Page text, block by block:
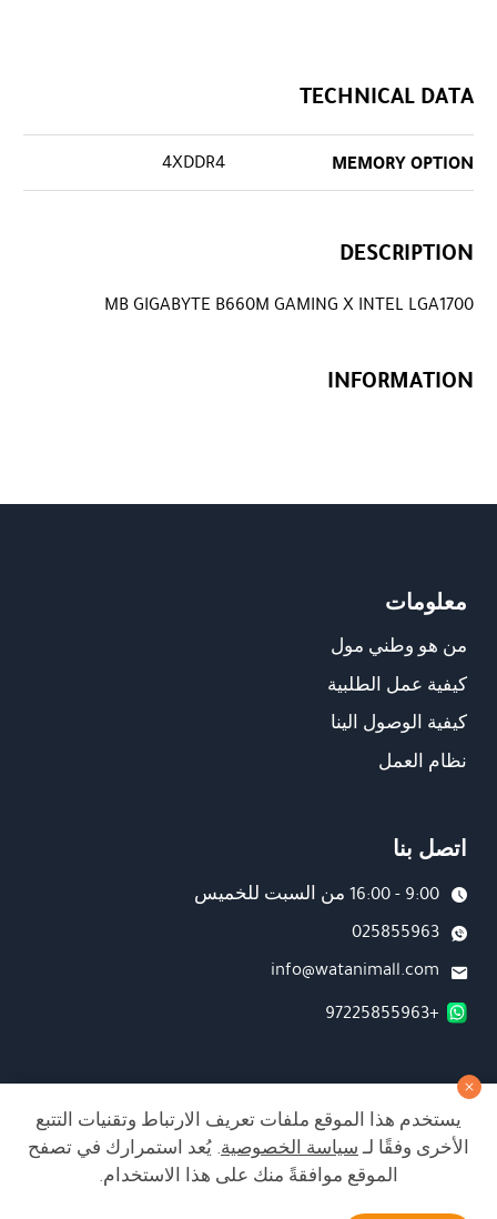
TECHNICAL DATA
MEMORY OPTION
4XDDR4
DESCRIPTION
MB GIGABYTE B660M GAMING X INTEL LGA1700
INFORMATION
معلومات
من هو وطني مول
كيفية عمل الطلبية
كيفية الوصول الينا
نظام العمل
اتصل بنا
9:00 - 16:00 من السبت للخميس
025855963
info@watanimall.com
+97225855963
فروع
تابعونا على صفحة الفيسبوك
تابعونا على انستغرام
يستخدم هذا الموقع ملفات تعريف الارتباط وتقنيات التتبع
الأخرى وفقًا لـسياسة الخصوصية. يُعد استمرارك في تصفح
الموقع موافقةً منك على هذا الاستخدام.